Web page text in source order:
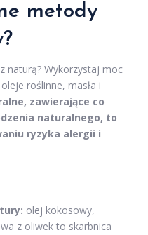
metody
naturą? Wykorzystaj moc
roślinne, masła i
zawierające co
naturalnego, to
ryzyka alergii i
olej kokosowy,
z oliwek to skarbnica